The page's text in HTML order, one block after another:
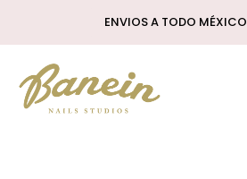
ENVIOS A TODO MÉXICO